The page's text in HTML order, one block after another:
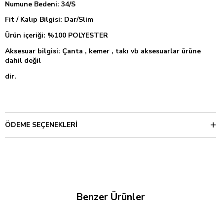
Numune Bedeni: 34/S
Fit / Kalıp Bilgisi: Dar/Slim
Ürün içeriği: %100 POLYESTER
Aksesuar bilgisi: Çanta , kemer , takı vb aksesuarlar ürüne
dahil değil
dir.
ÖDEME SEÇENEKLERI
Benzer Ürünler